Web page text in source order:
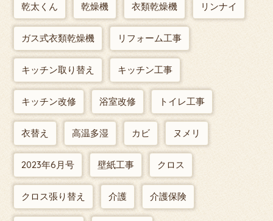
乾太くん 乾燥機 衣類乾燥機 リンナイ
ガス式衣類乾燥機 リフォーム工事
キッチン取り替え キッチン工事
キッチン改修 浴室改修 トイレ工事
衣替え 高温多湿 カビ ヌメリ
2023年6月号 壁紙工事 クロス
クロス張り替え 介護 介護保険